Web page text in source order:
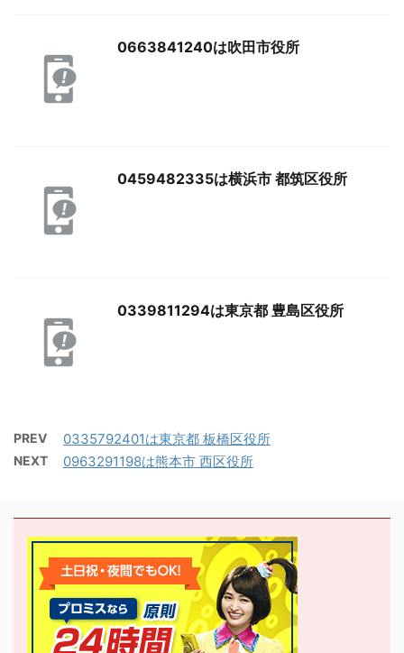
0663841240は吹田市役所
0459482335は横浜市 都筑区役所
0339811294は東京都 豊島区役所
PREV 0335792401は東京都 板橋区役所
NEXT 0963291198は熊本市 西区役所